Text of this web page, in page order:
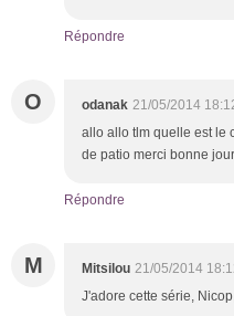
Répondre
O odanak 21/05/2014
allo allo tlm quelle est le
de patio merci bonne
Répondre
M Mitsilou 21/05/2014
J'adore cette série,